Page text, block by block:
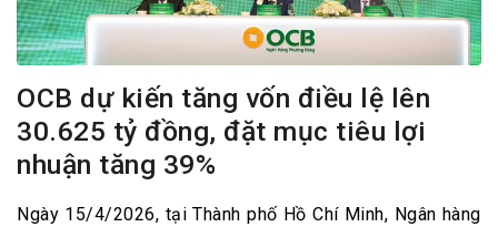
OCB dự kiến tăng vốn điều lệ lên
30.625 tỷ đồng, đặt mục tiêu lợi
nhuận tăng 39%
Ngày 15/4/2026, tại Thành phố Hồ Chí Minh, Ngân hàng